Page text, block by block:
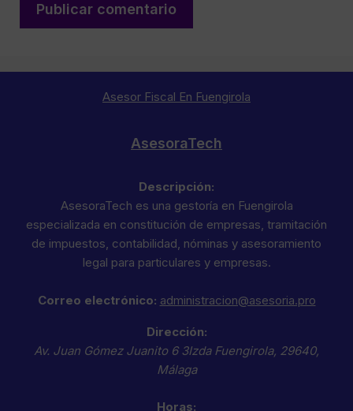
Asesor Fiscal En Fuengirola
AsesoraTech
Descripción:
AsesoraTech es una gestoría en Fuengirola
especializada en constitución de empresas, tramitación
de impuestos, contabilidad, nóminas y asesoramiento
legal para particulares y empresas.
Correo electrónico: administracion@asesoria.pro
Dirección:
Av. Juan Gómez Juanito 6 3Izda Fuengirola, 29640,
Málaga
Horas: